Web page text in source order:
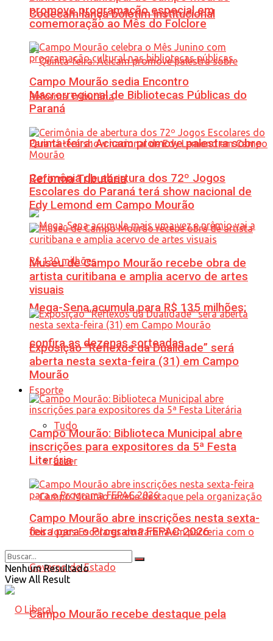
Codecam lança boletim institucional
Quinta-feira: Acicam promove palestra sobre
Reforma Tributária
Mega-Sena acumula para R$ 135 milhões;
confira as dezenas sorteadas
Esporte
Tudo
Lazer
Campo Mourão recebe destaque pela
promove programação especial em
comemoração ao Mês do Folclore
Campo Mourão sedia Encontro
Macrorregional de Bibliotecas Públicas do
Paraná
Cerimônia de abertura dos 72º Jogos
Escolares do Paraná terá show nacional de
Edy Lemond em Campo Mourão
Museu de Campo Mourão recebe obra de
artista curitibana e amplia acervo de artes
visuais
Exposição “Reflexos da Dualidade” será
aberta nesta sexta-feira (31) em Campo
Mourão
Campo Mourão: Biblioteca Municipal abre
inscrições para expositores da 5ª Festa
Literária
Campo Mourão abre inscrições nesta sexta-
feira para o Programa FEPAC 2026
Nenhum Resultado
View All Result